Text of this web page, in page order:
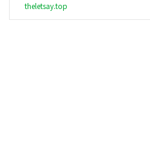
theletsay.top